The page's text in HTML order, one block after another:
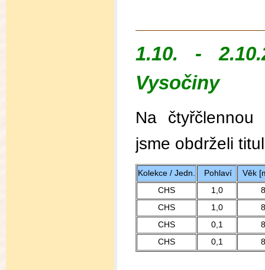
1.10. -
Vysočiny
Na
jsme obdrželi titul
Kolekce / Jedn. Pohlaví
Věk
CHS
1,0
8
CHS
1,0
8
CHS
0,1
8
CHS
0,1 8